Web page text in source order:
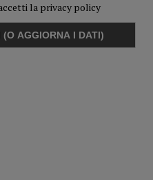
la privacy policy